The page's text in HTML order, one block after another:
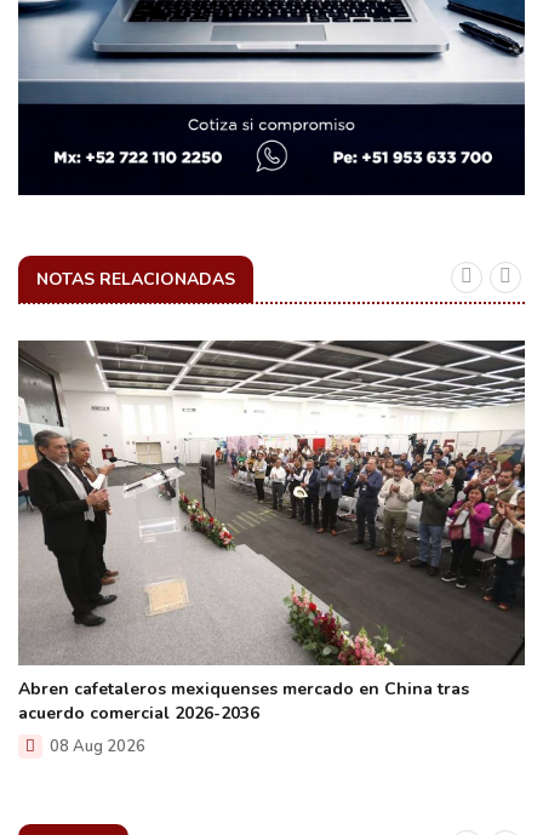
NOTAS RELACIONADAS
Abren cafetaleros mexiquenses mercado en China tras
acuerdo comercial 2026-2036
08 Aug 2026